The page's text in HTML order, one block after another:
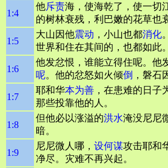
1:4
他斥责海，使海乾了，使一切
的树林衰残，利巴嫩的花草也
1:5
大山因他震动 ，小山也都消化
世界和住在其间的，也都如此。
1:6
他发忿恨，谁能立得住呢。他
呢。他的忿怒如火倾倒 ，磐石
1:7
耶和华本为善 ，在患难的日子
那些投靠他的人。
1:8
但他必以涨溢的洪水淹没尼尼
暗。
1:9
尼尼微人哪， 设何谋攻击耶和
净尽。灾难不再兴起。